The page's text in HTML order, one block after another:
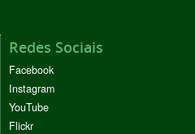
Redes Sociais
Facebook
Instagram
YouTube
Flickr